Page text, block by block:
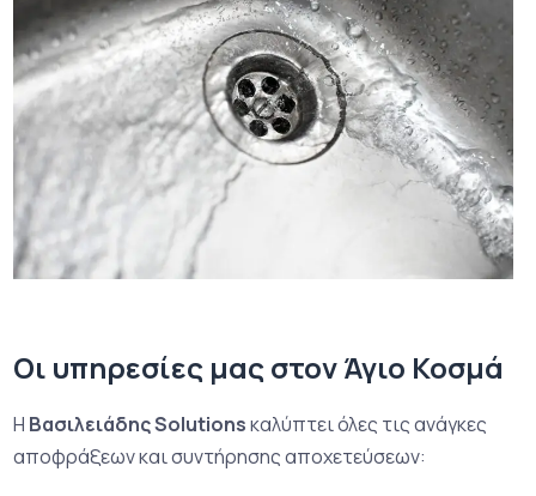
Οι υπηρεσίες μας στον Άγιο Κοσμά
Η Βασιλειάδης Solutionsκαλύπτει όλες τις ανάγκες
αποφράξεων και συντήρησης αποχετεύσεων: